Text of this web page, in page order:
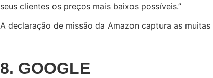
seus clientes os preços mais baixos possíveis.”
A declaração de missão da Amazon captura as
8. GOOGLE